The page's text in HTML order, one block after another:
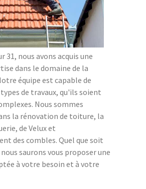
31, nous avons acquis une
dans le domaine de la
équipe est capable de
de travaux, qu'ils soient
Nous sommes
la rénovation de toiture, la
de Velux et
des combles. Quel que soit
saurons vous proposer une
à votre besoin et à votre